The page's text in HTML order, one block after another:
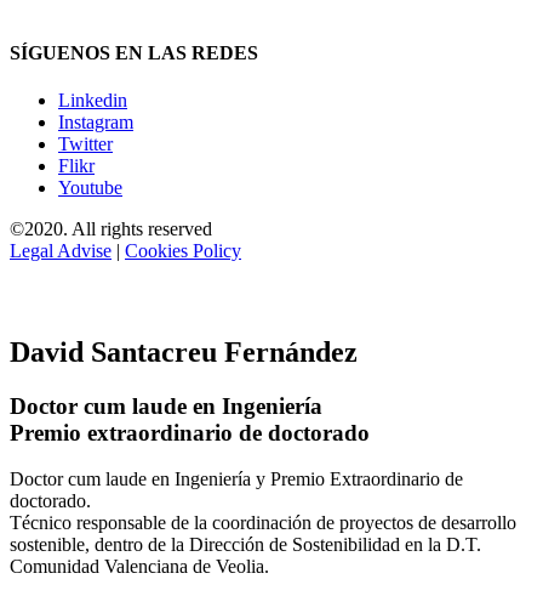
SÍGUENOS EN LAS REDES
Linkedin
Instagram
Twitter
Flikr
Youtube
©2020. All rights reserved
Legal Advise | Cookies Policy
David Santacreu Fernández
Doctor cum laude en Ingeniería
Premio extraordinario de doctorado
Doctor cum laude en Ingeniería y Premio Extraordinario de
doctorado.
Técnico responsable de la coordinación de proyectos de desarrollo
sostenible, dentro de la Dirección de Sostenibilidad en la D.T.
Comunidad Valenciana de Veolia.